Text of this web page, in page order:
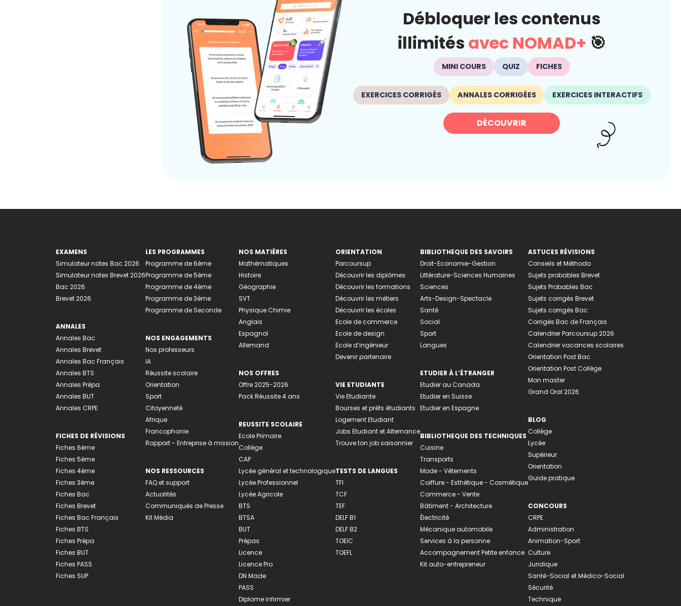
Débloquer les contenus
illimités avec NOMAD+ 🎯
MINI COURS QUIZ FICHES
EXERCICES CORRIGÉS ANNALES CORRIGÉES EXERCICES INTERACTIFS
DÉCOUVRIR
EXAMENS
Simulateur notes Bac 2026
Simulateur notes Brevet 2026
Bac 2026
Brevet 2026
ANNALES
Annales Bac
Annales Brevet
Annales Bac Français
Annales BTS
Annales Prépa
Annales BUT
Annales CRPE
FICHES DE RÉVISIONS
Fiches 6ème
Fiches 5ème
Fiches 4ème
Fiches 3ème
Fiches Bac
Fiches Brevet
Fiches Bac Français
Fiches BTS
Fiches Prépa
Fiches BUT
Fiches PASS
Fiches SUP
LES PROGRAMMES
Programme de 6ème
Programme de 5ème
Programme de 4ème
Programme de 3ème
Programme de Seconde
NOS ENGAGEMENTS
Nos professeurs
IA
Réussite scolaire
Orientation
Sport
Citoyenneté
Afrique
Francophonie
Rapport - Entreprise à mission
NOS RESSOURCES
FAQ et support
Actualités
Communiqués de Presse
Kit Média
NOS MATIÈRES
Mathématiques
Histoire
Géographie
SVT
Physique Chimie
Anglais
Espagnol
Allemand
NOS OFFRES
Offre 2025-2026
Pack Réussite 4 ans
REUSSITE SCOLAIRE
Ecole Primaire
Collège
CAP
Lycée général et technologique
Lycée Professionnel
Lycée Agricole
BTS
BTSA
BUT
Prépas
Licence
Licence Pro
DN Made
PASS
Diplome infirmier
ORIENTATION
Parcoursup
Découvrir les diplômes
Découvrir les formations
Découvrir les métiers
Découvrir les écoles
Ecole de commerce
Ecole de design
Ecole d’ingénieur
Devenir partenaire
VIE ETUDIANTE
Vie Etudiante
Bourses et prêts étudiants
Logement Etudiant
Jobs Etudiant et Alternance
Trouve ton job saisonnier
TESTS DE LANGUES
TFI
TCF
TEF
DELF B1
DELF B2
TOEIC
TOEFL
BIBLIOTHEQUE DES SAVOIRS
Droit-Economie-Gestion
Littérature-Sciences Humaines
Sciences
Arts-Design-Spectacle
Santé
Social
Sport
Langues
ETUDIER À L’ÉTRANGER
Etudier au Canada
Etudier en Suisse
Etudier en Espagne
BIBLIOTHEQUE DES TECHNIQUES
Cuisine
Transports
Mode - Vêtements
Coiffure - Esthétique - Cosmétique
Commerce - Vente
Bâtiment - Architecture
Électricité
Mécanique automobile
Services à la personne
Accompagnement Petite enfance
Kit auto-entrepreneur
ASTUCES RÉVISIONS
Conseils et Méthodo
Sujets probables Brevet
Sujets Probables Bac
Sujets corrigés Brevet
Sujets corrigés Bac
Corrigés Bac de Français
Calendrier Parcoursup 2026
Calendrier vacances scolaires
Orientation Post Bac
Orientation Post Collège
Mon master
Grand Oral 2026
BLOG
Collège
Lycée
Supérieur
Orientation
Guide pratique
CONCOURS
CRPE
Administration
Animation-Sport
Culture
Juridique
Santé-Social et Médico-Social
Sécurité
Technique